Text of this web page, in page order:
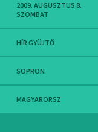
2009. AUGUSZTUS 8.
SZOMBAT
HÍR GYÜJTŐ
SOPRON
MAGYARORSZ